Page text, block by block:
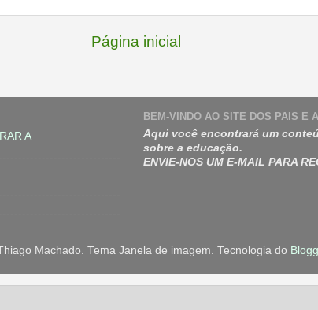
Página inicial
A
BEM-VINDO AO SITE DOS PAIS E
Aqui você encontrará um
sobre a educação.
ENVIE-NOS UM E-MAIL PARA
Machado. Tema Janela de imagem. Tecnologia do